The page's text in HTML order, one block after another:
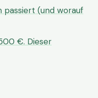
passiert (und worauf
€. Dieser